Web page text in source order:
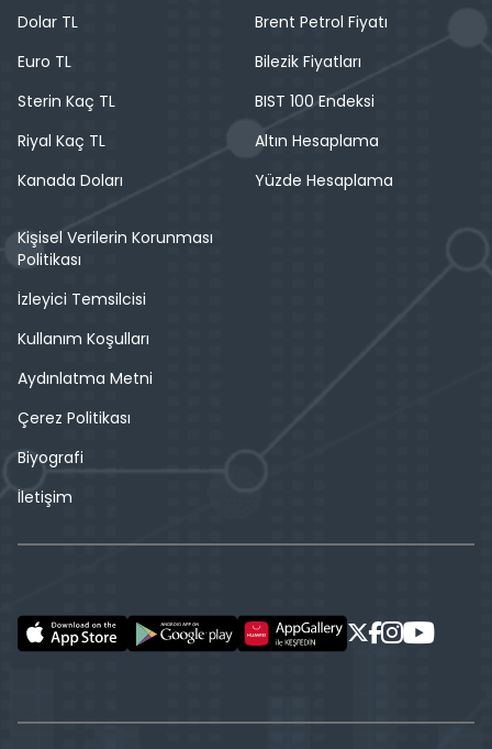
Dolar TL
Euro TL
Sterin Kaç TL
Riyal Kaç TL
Kanada Doları
Brent Petrol Fiyatı
Bilezik Fiyatları
BIST 100 Endeksi
Altın Hesaplama
Yüzde Hesaplama
Kişisel Verilerin Korunması
Politikası
İzleyici Temsilcisi
Kullanım Koşulları
Aydınlatma Metni
Çerez Politikası
Biyografi
İletişim